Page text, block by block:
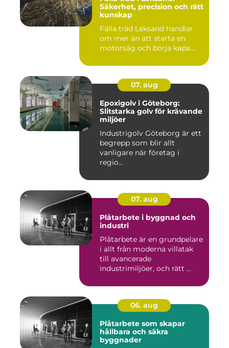
Säkerhet, precision och rätt
kunskap
Fälla träd Leksand handlar
om mer än att starta en
motorsåg och börja kapa...
07. aug
Epoxigolv i Göteborg:
Slitstarka golv för krävande
miljöer
Industrigolv Göteborg är ett
begrepp som blir allt
vanligare när företag i
regio...
07. aug
Plåtarbete i byggnad och
industri
Plåtarbete är en grundpelare
i allt från moderna villatak
till avancerade
industrimiljöer, och rätt ...
06. aug
Plåtarbete som skapar
hållbara och säkra
byggnader